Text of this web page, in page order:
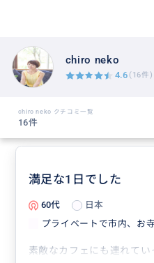
chiro neko
4.6 (16件)
chiro neko クチコミ一覧
16件
満足な1日でした
60代
日本
プライベートで市内、お
素敵なカフェにも連れて